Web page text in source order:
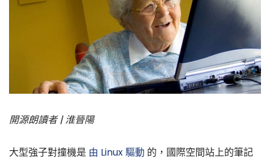
開源朗讀者 | 淮晉陽
大型強子對撞機是 由 Linux 驅動 的，國際空間站上的筆記